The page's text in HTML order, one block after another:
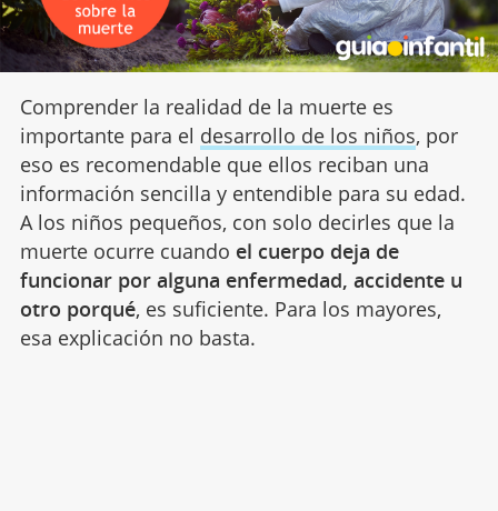
Comprender la realidad de la muerte es
importante para el desarrollo de los niños, por
eso es recomendable que ellos reciban una
información sencilla y entendible para su edad.
A los niños pequeños, con solo decirles que la
muerte ocurre cuando el cuerpo deja de
funcionar por alguna enfermedad, accidente u
otro porqué, es suficiente. Para los mayores,
esa explicación no basta.